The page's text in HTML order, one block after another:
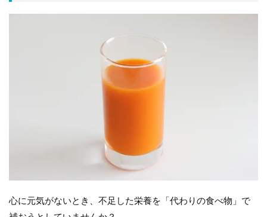
心に元気がないとき、不足した栄養を「代わりの食べ物」で